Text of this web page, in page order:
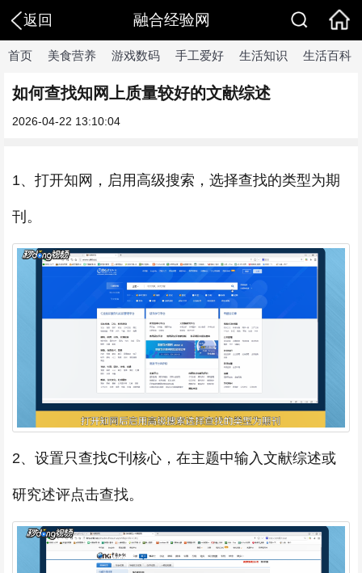
返回 融合经验网
首页 美食营养 游戏数码 手工爱好 生活知识 生活百科
如何查找知网上质量较好的文献综述
2026-04-22 13:10:04
1、打开知网，启用高级搜索，选择查找的类型为期
刊。
2、设置只查找C刊核心，在主题中输入文献综述或
研究述评点击查找。